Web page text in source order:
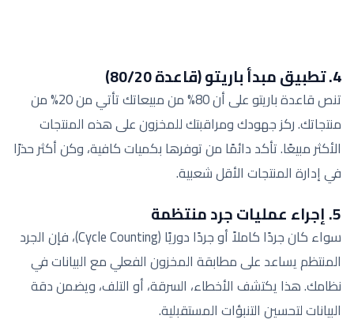
4. تطبيق مبدأ باريتو (قاعدة 80/20)
تنص قاعدة باريتو على أن 80% من مبيعاتك تأتي من 20% من
منتجاتك. ركز جهودك ومراقبتك للمخزون على هذه المنتجات
الأكثر مبيعًا. تأكد دائمًا من توفرها بكميات كافية، وكن أكثر حذرًا
في إدارة المنتجات الأقل شعبية.
5. إجراء عمليات جرد منتظمة
سواء كان جردًا كاملاً أو جردًا دوريًا (Cycle Counting)، فإن الجرد
المنتظم يساعد على مطابقة المخزون الفعلي مع البيانات في
نظامك. هذا يكتشف الأخطاء، السرقة، أو التلف، ويضمن دقة
البيانات لتحسين التنبؤات المستقبلية.